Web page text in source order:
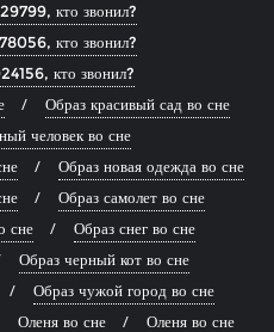
кто звонил?
кто звонил?
кто звонил?
Образ красивый сад во сне
человек во сне
Образ новая одежда во сне
Образ самолет во сне
сне
Образ снег во сне
Образ черный кот во сне
Образ чужой город во сне
Оленя во сне
Оленя во сне